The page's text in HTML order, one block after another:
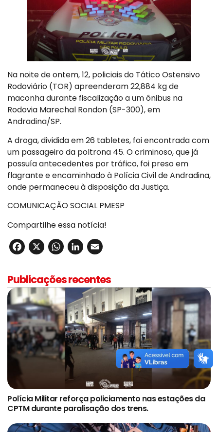
Na noite de ontem, 12, policiais do Tático Ostensivo
Rodoviário (TOR) apreenderam 22,884 kg de
maconha durante fiscalização a um ônibus na
Rodovia Marechal Rondon (SP-300), em
Andradina/SP.
A droga, dividida em 26 tabletes, foi encontrada com
um passageiro da poltrona 45. O criminoso, que já
possuía antecedentes por tráfico, foi preso em
flagrante e encaminhado à Polícia Civil de Andradina,
onde permaneceu à disposição da Justiça.
COMUNICAÇÃO SOCIAL PMESP
Compartilhe essa notícia!
Facebook
X WhatsApp
LinkedIn
Publicações recentes
Polícia Militar reforça policiamento nas estações da
CPTM durante paralisação dos trens.